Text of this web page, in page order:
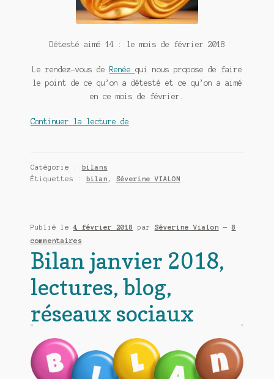
Détesté aimé 14 : le mois de février 2018
Le rendez-vous de Renée qui nous propose de faire
le point de ce qu’on a détesté et ce qu’on a aimé
en ce mois de février.
Continuer la lecture deDétesté
2018
Catégorie : bilans
Étiquettes : bilan , Séverine VIALON
Publié le 4 février 2018 par Séverine Vialon — 8
commentaires
Bilan janvier 2018,
lectures, blog,
réseaux sociaux